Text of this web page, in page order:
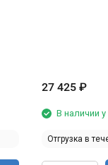
27 425 ₽
В наличии
Отгрузка в